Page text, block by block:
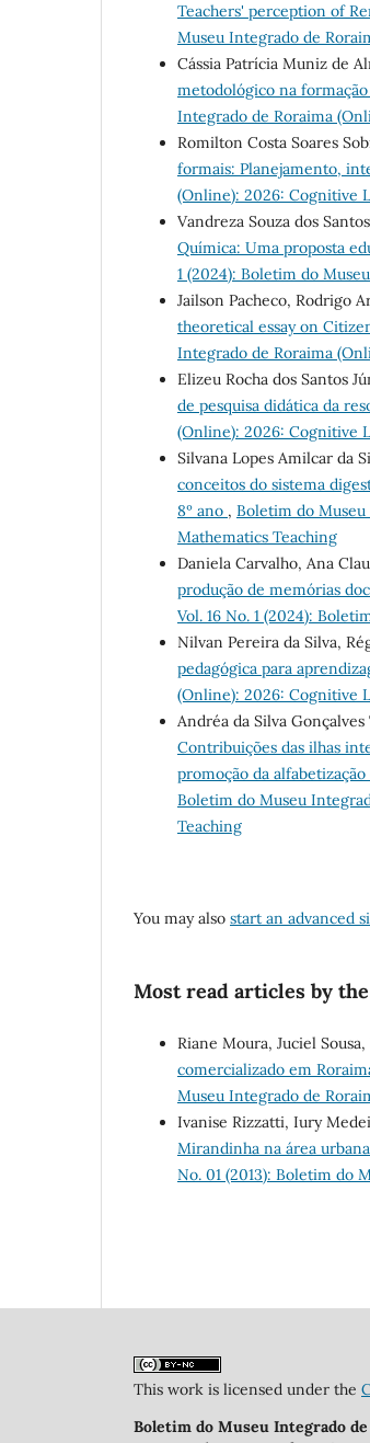
Teachers' perception of
Museu Integrado de
Cássia Patrícia Muniz de
metodológico na
Integrado de Roraima
Romilton Costa Soares
formais: Planejamento,
(Online): 2026: Cognitive
Vandreza Souza dos
Química: Uma proposta
1 (2024): Boletim do
Jailson Pacheco, Rodrigo
theoretical essay on
Integrado de Roraima
Elizeu Rocha dos Santos
de pesquisa didática da
(Online): 2026: Cognitive
Silvana Lopes Amilcar da
conceitos do sistema
8º ano , Boletim do
Mathematics Teaching
Daniela Carvalho, Ana
produção de memórias
Vol. 16 No. 1 (2024):
Nilvan Pereira da Silva,
pedagógica para
(Online): 2026: Cognitive
Andréa da Silva
Contribuições das ilhas
promoção da
Boletim do Museu
Teaching
You may also start an advanced
Most read articles by
Riane Moura, Juciel
comercializado em
Museu Integrado de
Ivanise Rizzatti, Iury
Mirandinha na área
No. 01 (2013): Boletim do
This work is licensed under the
Boletim do Museu Integrado de